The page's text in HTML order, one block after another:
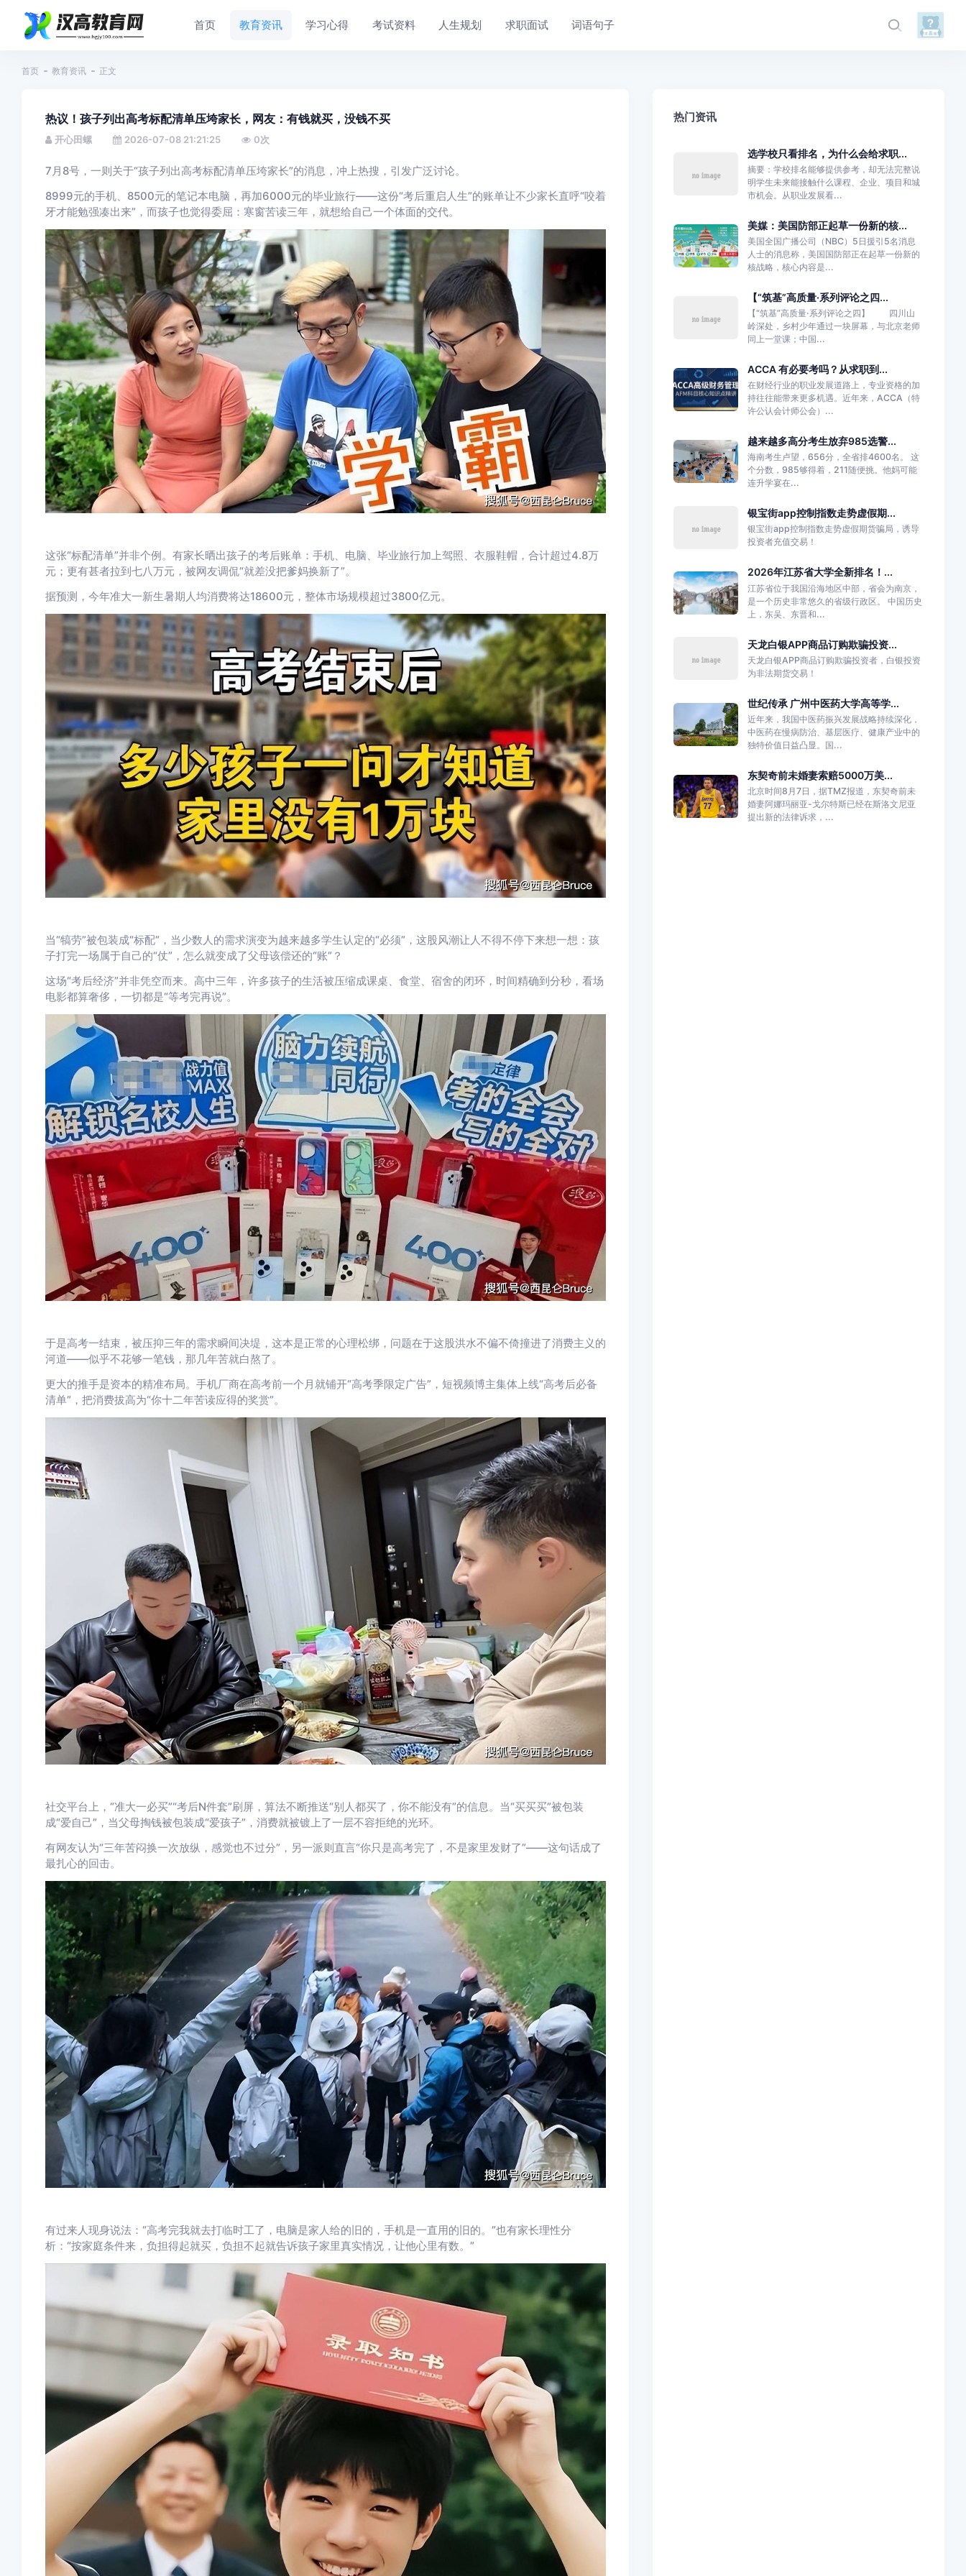
首页 教育资讯 学习心得 考试资料 人生规划 求职面试 词语句子
首页 教育资讯 正文
热议！孩子列出高考标配清单压垮家长，网友：有钱就买，没钱不买
开心田螺 2026-07-08 21:21:25 0次
7月8号，一则关于“孩子列出高考标配清单压垮家长”的消息，冲上热搜，引发广泛讨论。
8999元的手机、8500元的笔记本电脑，再加6000元的毕业旅行——这份“考后重启人生”的账单让不少家长直呼“咬着
牙才能勉强凑出来”，而孩子也觉得委屈：寒窗苦读三年，就想给自己一个体面的交代。
这张“标配清单”并非个例。有家长晒出孩子的考后账单：手机、电脑、毕业旅行加上驾照、衣服鞋帽，合计超过4.8万
元；更有甚者拉到七八万元，被网友调侃“就差没把爹妈换新了”。
据预测，今年准大一新生暑期人均消费将达18600元，整体市场规模超过3800亿元。
当“犒劳”被包装成“标配”，当少数人的需求演变为越来越多学生认定的“必须”，这股风潮让人不得不停下来想一想：孩
子打完一场属于自己的“仗”，怎么就变成了父母该偿还的“账”？
这场“考后经济”并非凭空而来。高中三年，许多孩子的生活被压缩成课桌、食堂、宿舍的闭环，时间精确到分秒，看场
电影都算奢侈，一切都是“等考完再说”。
于是高考一结束，被压抑三年的需求瞬间决堤，这本是正常的心理松绑，问题在于这股洪水不偏不倚撞进了消费主义的
河道——似乎不花够一笔钱，那几年苦就白熬了。
更大的推手是资本的精准布局。手机厂商在高考前一个月就铺开“高考季限定广告”，短视频博主集体上线“高考后必备
清单”，把消费拔高为“你十二年苦读应得的奖赏”。
社交平台上，“准大一必买”“考后N件套”刷屏，算法不断推送“别人都买了，你不能没有”的信息。当“买买买”被包装
成“爱自己”，当父母掏钱被包装成“爱孩子”，消费就被镀上了一层不容拒绝的光环。
有网友认为“三年苦闷换一次放纵，感觉也不过分”，另一派则直言“你只是高考完了，不是家里发财了”——这句话成了
最扎心的回击。
有过来人现身说法：“高考完我就去打临时工了，电脑是家人给的旧的，手机是一直用的旧的。”也有家长理性分
析：“按家庭条件来，负担得起就买，负担不起就告诉孩子家里真实情况，让他心里有数。”
热门资讯
选学校只看排名，为什么会给求职...
摘要：学校排名能够提供参考，却无法完整说
明学生未来能接触什么课程、企业、项目和城
市机会。从职业发展看...
美媒：美国防部正起草一份新的核...
美国全国广播公司（NBC）5日援引5名消息
人士的消息称，美国国防部正在起草一份新的
核战略，核心内容是...
【“筑基”高质量·系列评论之四...
【“筑基”高质量·系列评论之四】 四川山
岭深处，乡村少年通过一块屏幕，与北京老师
同上一堂课；中国...
ACCA 有必要考吗？从求职到...
在财经行业的职业发展道路上，专业资格的加
持往往能带来更多机遇。近年来，ACCA（特
许公认会计师公会）...
越来越多高分考生放弃985选警...
海南考生卢望，656分，全省排4600名。 这
个分数，985够得着，211随便挑。他妈可能
连升学宴在...
银宝街app控制指数走势虚假期...
银宝街app控制指数走势虚假期货骗局，诱导
投资者充值交易！
2026年江苏省大学全新排名！...
江苏省位于我国沿海地区中部，省会为南京，
是一个历史非常悠久的省级行政区。 中国历史
上，东吴、东晋和...
天龙白银APP商品订购欺骗投资...
天龙白银APP商品订购欺骗投资者，白银投资
为非法期货交易！
世纪传承 广州中医药大学高等学...
近年来，我国中医药振兴发展战略持续深化，
中医药在慢病防治、基层医疗、健康产业中的
独特价值日益凸显。国...
东契奇前未婚妻索赔5000万美...
北京时间8月7日，据TMZ报道，东契奇前未
婚妻阿娜玛丽亚-戈尔特斯已经在斯洛文尼亚
提出新的法律诉求，...